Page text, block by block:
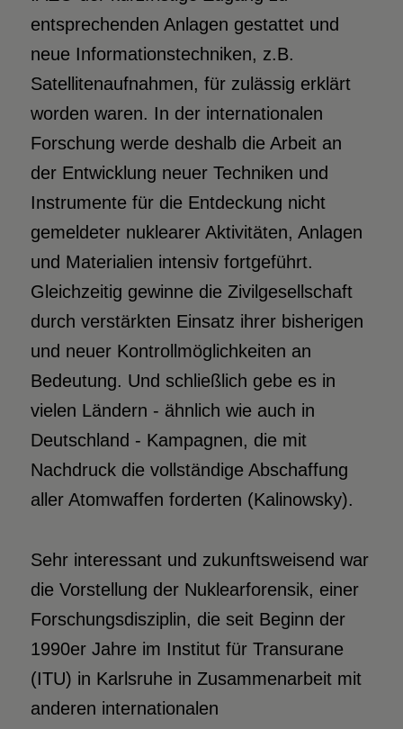
entsprechenden Anlagen gestattet und
neue Informationstechniken, z.B.
Satellitenaufnahmen, für zulässig erklärt
worden waren. In der internationalen
Forschung werde deshalb die Arbeit an
der Entwicklung neuer Techniken und
Instrumente für die Entdeckung nicht
gemeldeter nuklearer Aktivitäten, Anlagen
und Materialien intensiv fortgeführt.
Gleichzeitig gewinne die Zivilgesellschaft
durch verstärkten Einsatz ihrer bisherigen
und neuer Kontrollmöglichkeiten an
Bedeutung. Und schließlich gebe es in
vielen Ländern - ähnlich wie auch in
Deutschland - Kampagnen, die mit
Nachdruck die vollständige Abschaffung
aller Atomwaffen forderten (Kalinowsky).
Sehr interessant und zukunftsweisend war
die Vorstellung der Nuklearforensik, einer
Forschungsdisziplin, die seit Beginn der
1990er Jahre im Institut für Transurane
(ITU) in Karlsruhe in Zusammenarbeit mit
anderen internationalen